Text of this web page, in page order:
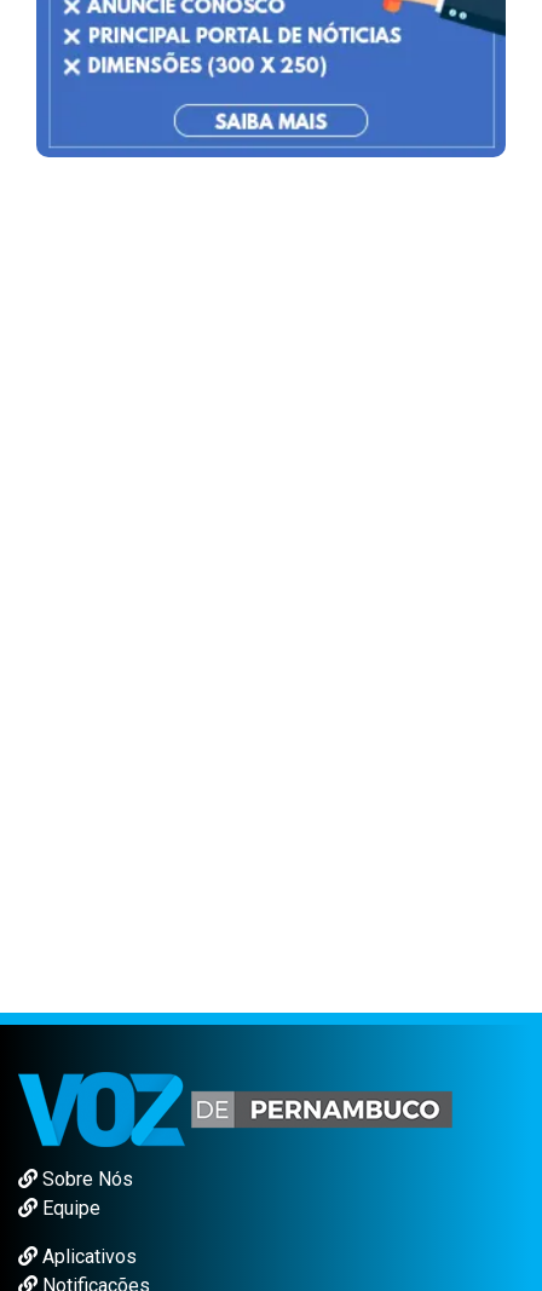
Sobre Nós
Equipe
Aplicativos
Notificações